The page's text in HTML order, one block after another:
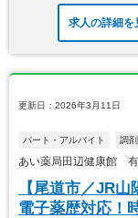
求人の詳細を
更新日：2026年3月11日
パート・アルバイト 調
あい薬局田辺健康館
【尾道市／JR
電子薬歴対応！